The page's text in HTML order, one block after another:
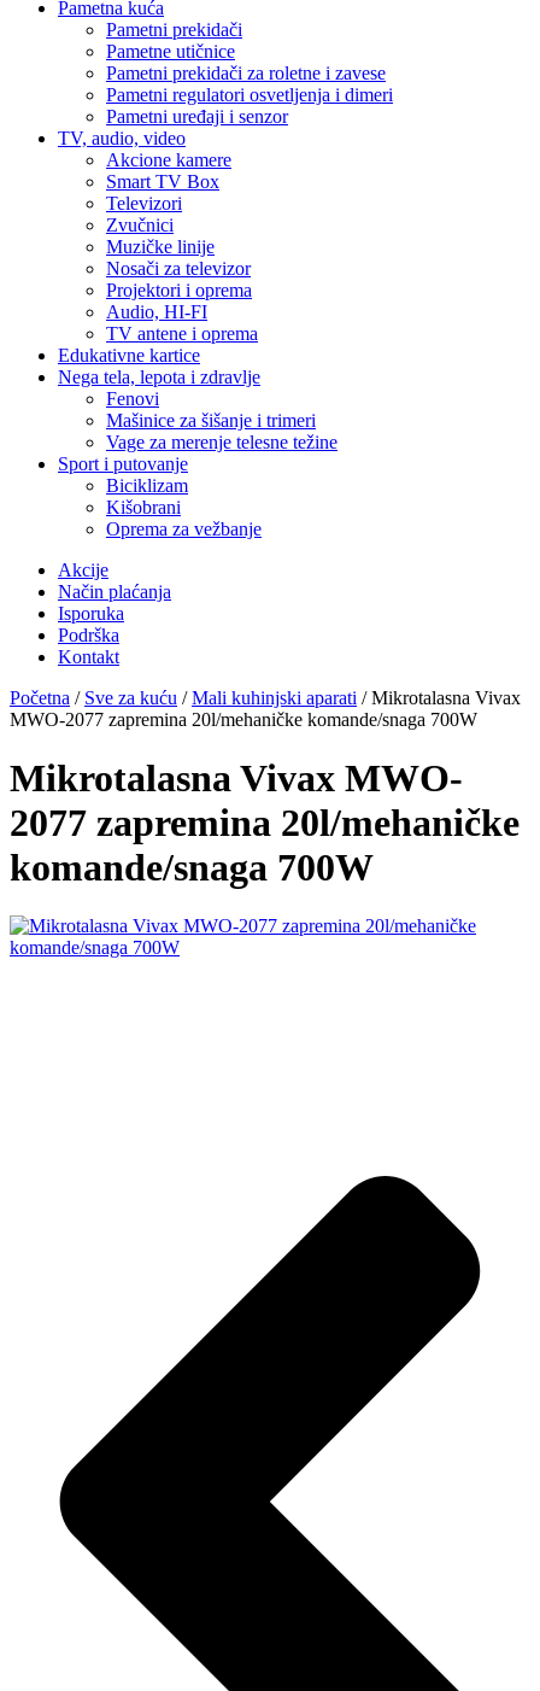
Pametna kuća
Pametni prekidači
Pametne utičnice
Pametni prekidači za roletne i zavese
Pametni regulatori osvetljenja i dimeri
Pametni uređaji i senzor
TV, audio, video
Akcione kamere
Smart TV Box
Televizori
Zvučnici
Muzičke linije
Nosači za televizor
Projektori i oprema
Audio, HI-FI
TV antene i oprema
Edukativne kartice
Nega tela, lepota i zdravlje
Fenovi
Mašinice za šišanje i trimeri
Vage za merenje telesne težine
Sport i putovanje
Biciklizam
Kišobrani
Oprema za vežbanje
Akcije
Način plaćanja
Isporuka
Podrška
Kontakt
Početna / Sve za kuću /Mali kuhinjski aparati / Mikrotalasna Vivax
MWO-2077 zapremina 20l/mehaničke komande/snaga 700W
Mikrotalasna Vivax MWO-
2077 zapremina 20l/mehaničke
komande/snaga 700W